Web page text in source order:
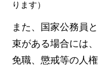
ります）
また、国家公務員
束がある場合には
免職、懲戒等の人